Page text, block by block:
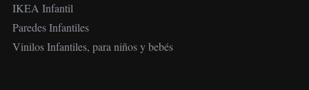
IKEA Infantil
Paredes Infantiles
Vinilos Infantiles, para niños y bebés